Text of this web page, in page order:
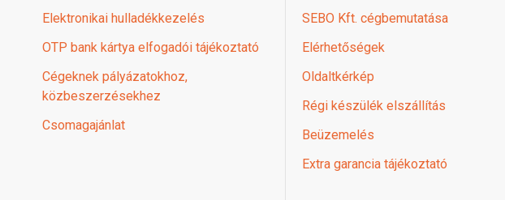
Elektronikai hulladékkezelés
OTP bank kártya elfogadói tájékoztató
Cégeknek pályázatokhoz,
közbeszerzésekhez
Csomagajánlat
SEBO Kft. cégbemutatása
Elérhetőségek
Oldaltkérkép
Régi készülék elszállítás
Beüzemelés
Extra garancia tájékoztató